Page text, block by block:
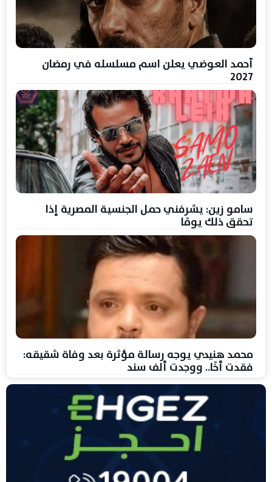
أحمد العوضي يعلن اسم مسلسله في رمضان
2027
سامو زين: يشرفني حمل الجنسية المصرية إذا
تحقق ذلك يومًا
محمد هنيدي يوجه رسالة مؤثرة بعد وفاة شقيقه:
فقدت أخًا.. ووجدت ألف سند